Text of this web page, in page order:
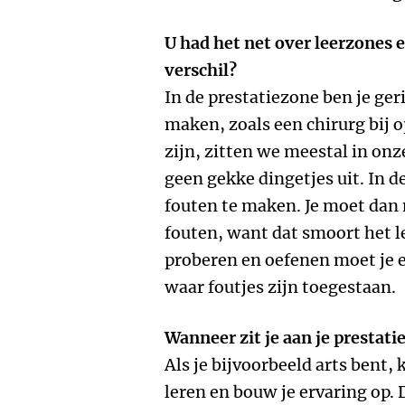
U had het net over leerzones
verschil?
In de prestatiezone ben je
maken, zoals een chirurg bij
zijn, zitten we meestal in
geen gekke dingetjes uit. In
fouten te maken. Je moet
fouten, want dat smoort het
proberen en oefenen moet je
waar foutjes zijn toegestaan.
Wanneer zit je aan je
Als je bijvoorbeeld arts bent,
leren en bouw je ervaring op.